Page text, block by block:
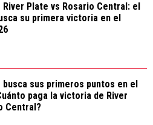
Plate vs Rosario Central: el
su primera victoria en el
busca sus primeros puntos en el
paga la victoria de River
Central?